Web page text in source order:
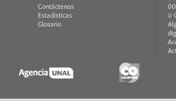
Contáctenos
Estadísticas
Glosario
©